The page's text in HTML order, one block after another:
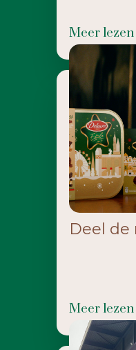
Meer lezen
Deel de
Meer lezen